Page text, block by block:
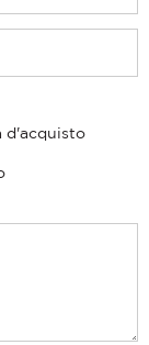
d'acquisto